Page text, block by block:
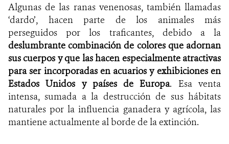
Algunas de las ranas venenosas, también llamadas
‘dardo’, hacen parte de los animales más
perseguidos por los traficantes, debido a la
deslumbrante combinación de colores que adornan
sus cuerpos y que las hacen especialmente atractivas
para ser incorporadas en acuarios y exhibiciones en
Estados Unidos y países de Europa. Esa venta
intensa, sumada a la destrucción de sus hábitats
naturales por la influencia ganadera y agrícola, las
mantiene actualmente al borde de la extinción.